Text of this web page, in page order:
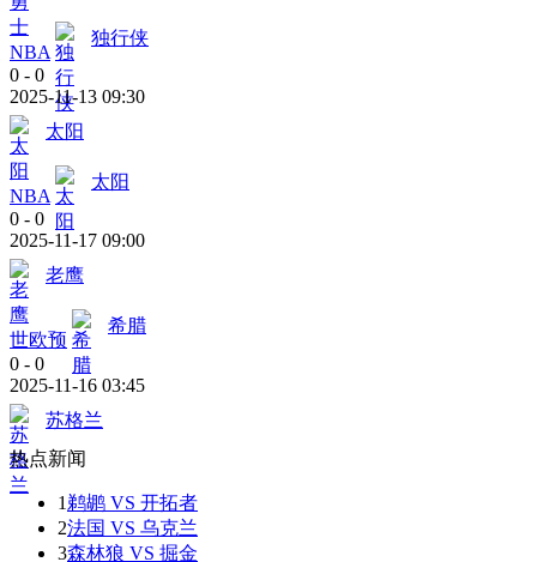
NBA
独行侠
0 - 0
2025-11-13 09:30
太阳
NBA
太阳
0 - 0
2025-11-17 09:00
老鹰
世欧预
希腊
0 - 0
2025-11-16 03:45
苏格兰
热点新闻
1 鹈鹕 VS 开拓者
2法国 VS 乌克兰
3森林狼 VS 掘金